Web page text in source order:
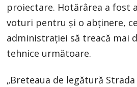
proiectare. Hotărârea a fost
voturi pentru și o abținere,
administrației să treacă mai
tehnice următoare.
„Breteaua de legătură